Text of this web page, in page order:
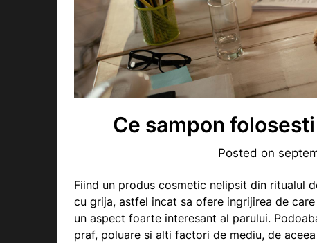
Ce sampon
Posted on
Fiind un produs cosmetic nelipsit din ritualul
cu grija, astfel incat sa ofere ingrijirea de
un aspect foarte interesant al parului.
praf, poluare si alti factori de mediu, de